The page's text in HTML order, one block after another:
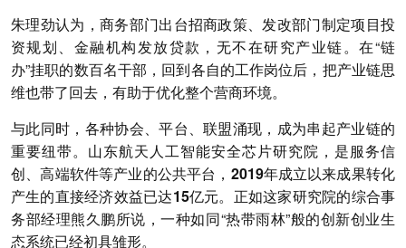
朱理劲认为，商务部门出台招商政策、发改部门制定项目投
资规划、金融机构发放贷款，无不在研究产业链。在“链
办”挂职的数百名干部，回到各自的工作岗位后，把产业链思
维也带了回去，有助于优化整个营商环境。
与此同时，各种协会、平台、联盟涌现，成为串起产业链的
重要纽带。山东航天人工智能安全芯片研究院，是服务信
创、高端软件等产业的公共平台， 2019年成立以来成果转化
产生的直接经济效益已达15亿元。 正如这家研究院的综合事
务部经理熊久鹏所说，一种如同“热带雨林”般的创新创业生
态系统已经初具雏形。